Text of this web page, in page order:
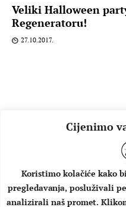
Cijenimo
Koristimo kolačiće kako
pregledavanja, posluživali
analizirali naš promet.
Veliki Halloween
Regeneratoru!
27.10.2017.
O NAMA